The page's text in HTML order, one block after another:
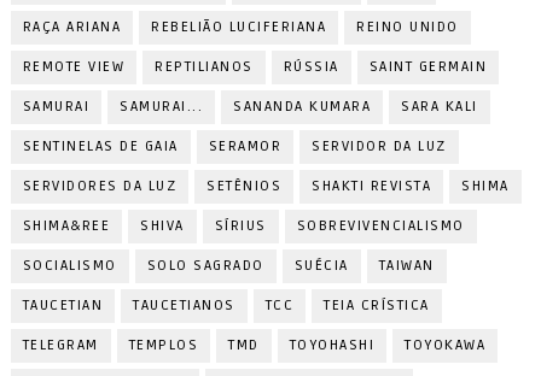
RAÇA ARIANA REBELIÃO LUCIFERIANA REINO UNIDO
REMOTE VIEW REPTILIANOS RÚSSIA SAINT GERMAIN
SAMURAI SAMURAI... SANANDA KUMARA SARA KALI
SENTINELAS DE GAIA SERAMOR SERVIDOR DA LUZ
SERVIDORES DA LUZ SETÊNIOS SHAKTI REVISTA SHIMA
SHIMA&REE SHIVA SÍRIUS SOBREVIVENCIALISMO
SOCIALISMO SOLO SAGRADO SUÉCIA TAIWAN
TAUCETIAN TAUCETIANOS TCC TEIA CRÍSTICA
TELEGRAM TEMPLOS TMD TOYOHASHI TOYOKAWA